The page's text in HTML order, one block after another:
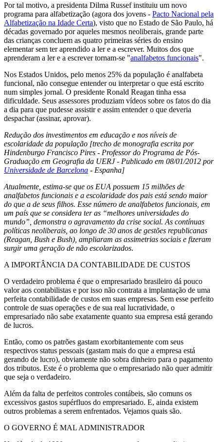
Por tal motivo, a presidenta Dilma Russef instituiu um novo
programa para alfabetização (agora dos jovens - Pacto Nacional pela
Alfabetização na Idade Certa), visto que no Estado de São Paulo, há
décadas governado por aqueles mesmos neoliberais, grande parte
das crianças concluem as quatro primeiras séries do ensino
elementar sem ter aprendido a ler e a escrever. Muitos dos que
aprenderam a ler e a escrever tornam-se "analfabetos funcionais".
Nos Estados Unidos, pelo menos 25% da população é analfabeta
funcional, não consegue entender ou interpretar o que está escrito
num simples jornal. O presidente Ronald Reagan tinha essa
dificuldade. Seus assessores produziam vídeos sobre os fatos do dia
a dia para que pudesse assistir e assim entender o que deveria
despachar (assinar, aprovar).
Redução dos investimentos em educação e nos níveis de
escolaridade da população [trecho de monografia escrita por
Hindenburgo Francisco Pires - Professor do Programa de Pós-
Graduação em Geografia da UERJ - Publicado em 08/01/2012 por
Universidade de Barcelona - Espanha]
Atualmente, estima-se que os EUA possuem 15 milhões de
analfabetos funcionais e a escolaridade dos pais está sendo maior
do que a de seus filhos. Esse número de analfabetos funcionais, em
um país que se considera ter as “melhores universidades do
mundo”, demonstra o agravamento da crise social. As contínuas
políticas neoliberais, ao longo de 30 anos de gestões republicanas
(Reagan, Bush e Bush), ampliaram as assimetrias sociais e fizeram
surgir uma geração de não escolarizados.
A IMPORTÂNCIA DA CONTABILIDADE DE CUSTOS
O verdadeiro problema é que o empresariado brasileiro dá pouco
valor aos contabilistas e por isso não contrata a implantação de uma
perfeita contabilidade de custos em suas empresas. Sem esse perfeito
controle de suas operações e de sua real lucratividade, o
empresariado não sabe exatamente quanto sua empresa está gerando
de lucros.
Então, como os patrões gastam exorbitantemente com seus
respectivos status pessoais (gastam mais do que a empresa está
gerando de lucro), obviamente não sobra dinheiro para o pagamento
dos tributos. Este é o problema que o empresariado não quer admitir
que seja o verdadeiro.
Além da falta de perfeitos controles contábeis, são comuns os
excessivos gastos supérfluos do empresariado. E, ainda existem
outros problemas a serem enfrentados. Vejamos quais são.
O GOVERNO É MAL ADMINISTRADOR